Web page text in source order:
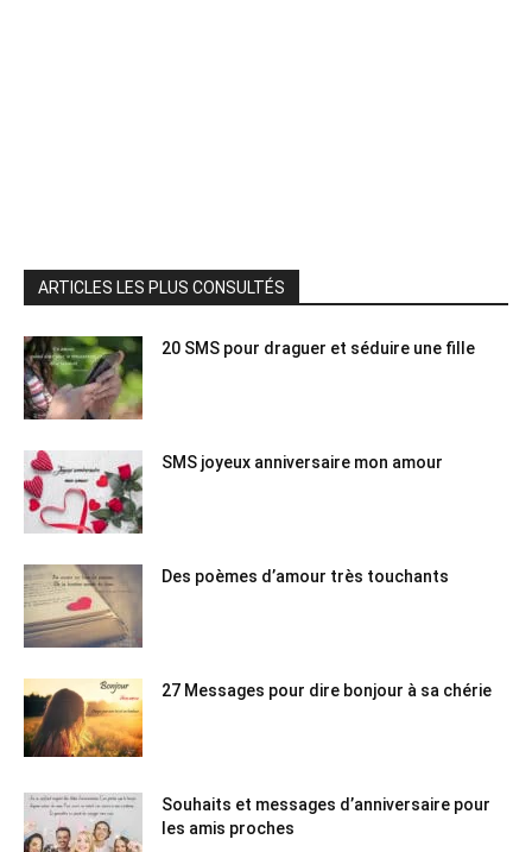
ARTICLES LES PLUS CONSULTÉS
20 SMS pour draguer et séduire une fille
SMS joyeux anniversaire mon amour
Des poèmes d’amour très touchants
27 Messages pour dire bonjour à sa chérie
Souhaits et messages d’anniversaire pour
les amis proches